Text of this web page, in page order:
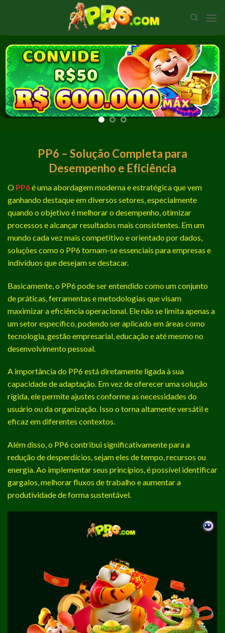
PP6 – Solução Completa para
Desempenho e Eficiência
O PP6é uma abordagem moderna e estratégica que vem
ganhando destaque em diversos setores, especialmente
quando o objetivo é melhorar o desempenho, otimizar
processos e alcançar resultados mais consistentes. Em um
mundo cada vez mais competitivo e orientado por dados,
soluções como o PP6 tornam-se essenciais para empresas e
indivíduos que desejam se destacar.
Basicamente, o PP6 pode ser entendido como um conjunto
de práticas, ferramentas e metodologias que visam
maximizar a eficiência operacional. Ele não se limita apenas a
um setor específico, podendo ser aplicado em áreas como
tecnologia, gestão empresarial, educação e até mesmo no
desenvolvimento pessoal.
A importância do PP6 está diretamente ligada à sua
capacidade de adaptação. Em vez de oferecer uma solução
rígida, ele permite ajustes conforme as necessidades do
usuário ou da organização. Isso o torna altamente versátil e
eficaz em diferentes contextos.
Além disso, o PP6 contribui significativamente para a
redução de desperdícios, sejam eles de tempo, recursos ou
energia. Ao implementar seus princípios, é possível identificar
gargalos, melhorar fluxos de trabalho e aumentar a
produtividade de forma sustentável.